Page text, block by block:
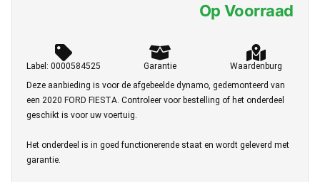
Op Voorraad
Label: 0000584525 Garantie
Waardenburg
Deze aanbieding is voor de afgebeelde dynamo, gedemonteerd van
een 2020 FORD FIESTA. Controleer voor bestelling of het onderdeel
geschikt is voor uw voertuig.
Het onderdeel is in goed functionerende staat en wordt geleverd met
garantie.